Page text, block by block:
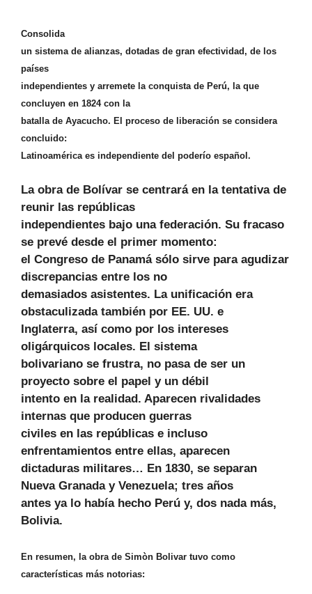
Consolida
un sistema de alianzas, dotadas de gran efectividad, de los
países
independientes y arremete la conquista de Perú, la que
concluyen en 1824 con la
batalla de Ayacucho. El proceso de liberación se considera
concluido:
Latinoamérica es independiente del poderío español.
La obra de Bolívar se centrará en la tentativa de
reunir las repúblicas
independientes bajo una federación. Su fracaso
se prevé desde el primer momento:
el Congreso de Panamá sólo sirve para agudizar
discrepancias entre los no
demasiados asistentes. La unificación era
obstaculizada también por EE. UU. e
Inglaterra, así como por los intereses
oligárquicos locales. El sistema
bolivariano se frustra, no pasa de ser un
proyecto sobre el papel y un débil
intento en la realidad. Aparecen rivalidades
internas que producen guerras
civiles en las repúblicas e incluso
enfrentamientos entre ellas, aparecen
dictaduras militares… En 1830, se separan
Nueva Granada y Venezuela; tres años
antes ya lo había hecho Perú y, dos nada más,
Bolivia.
En resumen, la obra de Simòn Bolivar tuvo como
características más notorias: